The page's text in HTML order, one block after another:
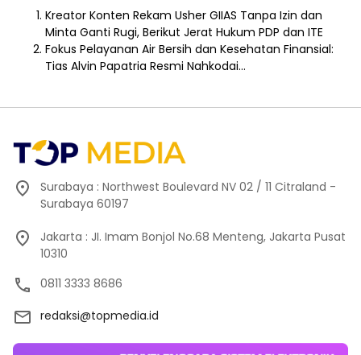
Kreator Konten Rekam Usher GIIAS Tanpa Izin dan
Minta Ganti Rugi, Berikut Jerat Hukum PDP dan ITE
Fokus Pelayanan Air Bersih dan Kesehatan Finansial:
Tias Alvin Papatria Resmi Nahkodai…
Surabaya : Northwest Boulevard NV 02 / 11 Citraland -
Surabaya 60197
Jakarta : JI. Imam Bonjol No.68 Menteng, Jakarta Pusat
10310
0811 3333 8686
redaksi@topmedia.id